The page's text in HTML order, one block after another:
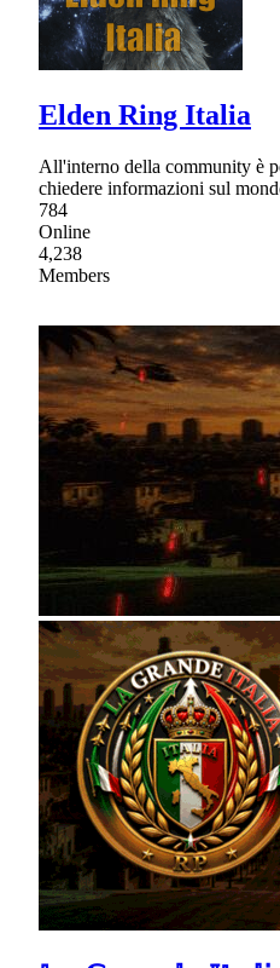
Elden Ring Italia
All'interno della community è
chiedere informazioni sul
784
Online
4,238
Members